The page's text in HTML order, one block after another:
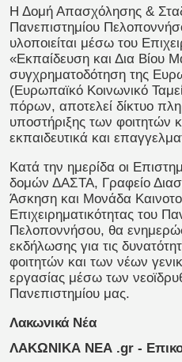
Η Δομή Απασχόλησης &
Πανεπιστημίου
υλοποιείται μέσω του
«Εκπαίδευση και Δια Βίου
συγχρηματοδότηση της
(Ευρωπαϊκό Κοινωνικό
πόρων, αποτελεί δίκτυο
υποστήριξης των φοιτητών
εκπαιδευτικά και
Κατά την ημερίδα οι
δομών ΔΑΣΤΑ, Γραφείο
Άσκηση και Μονάδα
Επιχειρηματικότητας του
Πελοποννήσου, θα
εκδήλωσης για τις
φοιτητών και των νέων
εργασίας μέσω των
Πανεπιστημίου μας.
Λακωνικά Νέα
ΛΑΚΩΝΙΚΑ ΝΕΑ .gr -